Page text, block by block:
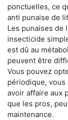
ponctuelles, ce
anti punaise de
Les punaises de
insecticide
est dû au
peuvent être
Vous pouvez
périodique,
avoir affaire aux
que les pros,
maintenance.